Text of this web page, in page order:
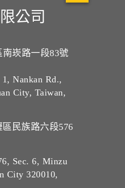
公司
崁路一段83號
Nankan Rd.,
City, Taiwan,
民族路六段576
Sec. 6, Minzu
City 320010,